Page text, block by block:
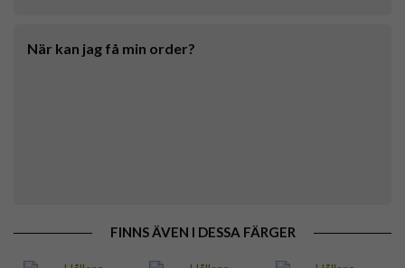
När kan jag få min order?
FINNS ÄVEN I DESSA FÄRGER